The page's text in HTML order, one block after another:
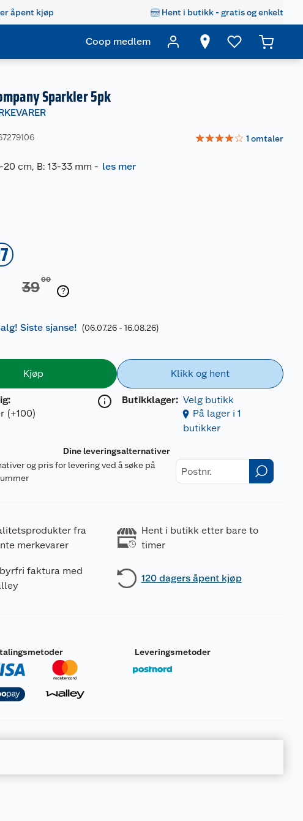
åpent kjøp Hent i butikk - gratis og enkelt
Coop medlem
Sparkler 5pk
☆☆☆☆☆ 1 omtaler
20 cm, B: 13-33 mm - les mer
3900
Siste sjanse! (06.07.26 - 16.08.26)
Kjøp
:
(+100)
Klikk og hent
Butikklager: Velg butikk
På lager i 1
butikker
Dine leveringsalternativer
og pris for levering ved å søke på
fra
merkevarer
Hent i butikk etter bare to
timer
faktura med
120 dagers åpent kjøp
Leveringsmetoder